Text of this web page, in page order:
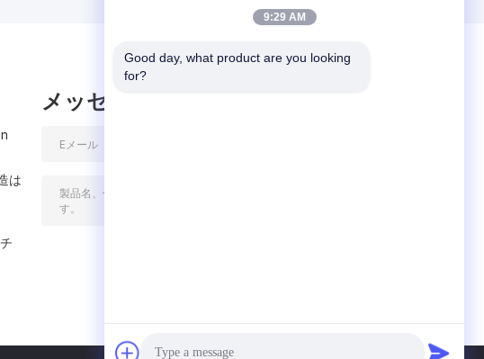
は
メッセージ
9:29 AM
Good day, what product are you looking
for?